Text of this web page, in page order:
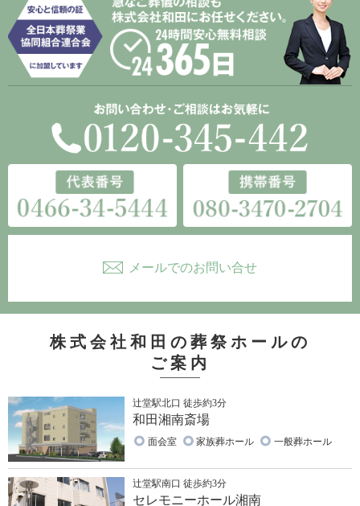
メールでのお問い合せ
株式会社和田の葬祭ホールの
ご案内
辻堂駅北口 徒歩約3分
和田湘南斎場
面会室 家族葬ホール 一般葬ホール
辻堂駅南口 徒歩約3分
セレモニーホール湘南